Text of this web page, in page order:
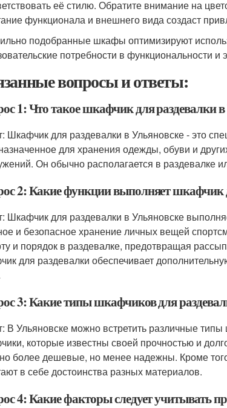
её стилю. Обратите внимание на
функционала и внешнего вида создаст
подобранные шкафы оптимизируют
потребности в функциональности и
вопросы и ответы:
1: Что такое шкафчик для раздевалки в
Шкафчик для раздевалки в Ульяновске - это
для хранения одежды, обуви и
Он обычно располагается в раздевалке
2: Какие функции выполняет шкафчик
Шкафчик для раздевалки в Ульяновске
и безопасное хранение личных вещей
и порядок в раздевалке, предотвращая
для раздевалки обеспечивает
3: Какие типы шкафчиков для
В Ульяновске можно встретить различные
которые известны своей прочностью и
более дешевые, но менее надежны. Кроме
в себе достоинства разных материалов.
4: Какие факторы следует учитывать